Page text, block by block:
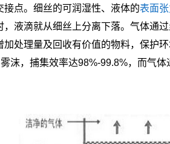
点。细丝的可润湿性、液体的表面
液滴就从细丝上分离下落。气体通
处理量及回收有价值的物料，保护
沫，捕集效率达98%-99.8%，而气体